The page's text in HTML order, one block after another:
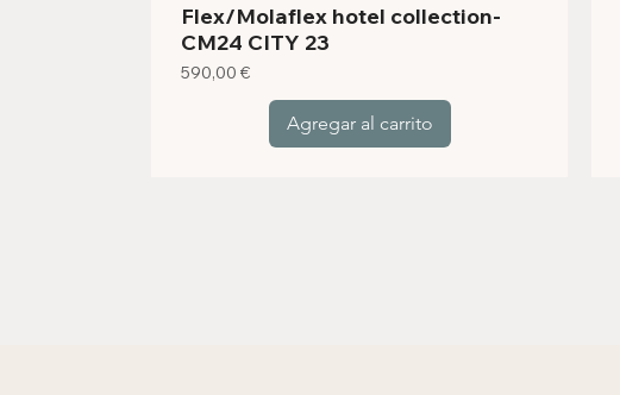
Flex/Molaflex hotel collection-
CM24 CITY 23
Precio
590,00 €
Agregar al carrito